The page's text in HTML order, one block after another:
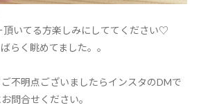
頂いてる方楽しみにしててください♡
らく眺めてました。。
不明点ございましたらインスタのDMで
問合せください。